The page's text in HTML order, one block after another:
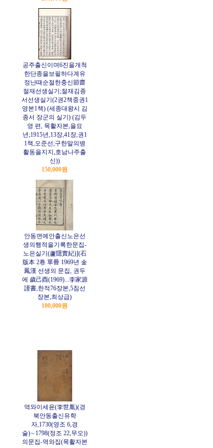
공주출신이며6진을개척
한단종을보필하다계유
정난때순절한충신節齋
절재선생실기;절재김종
서선생실기(2권2책중권1
영본1책) (세종대왕시 김
종서 장군의 실기) (김두
영 편, 목활자본,을묘
년;1915년,13장,41장,권1
1책,오준선;구한말의병
활동을지지,호남나주출
신))
150,000원
안동면예안출신노은선
생의행적을기록한문집-
노은실기(蘆隱實紀)](石
版本 2卷 單冊 1969년 金
鳳漢 선생의 문집, 권두
에 歲己酉(1969)...李家源
謹書,한적76장본,5침선
장본,최상급)
100,000원
역와이세윤(李世胤)(경
북안동출신유학
자,1730(영조 6,경
술)∼1798(정조 22,무오))
의문집-역와집(목활자본